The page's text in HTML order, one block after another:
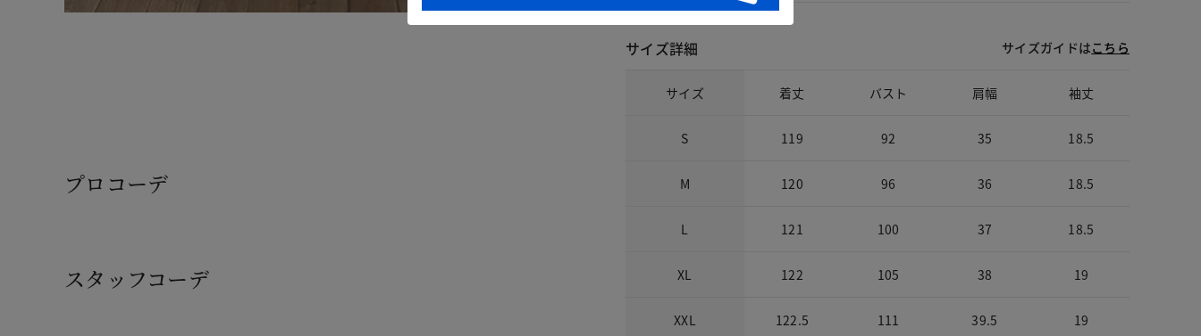
プロコーデ
スタッフコーデ
サイズ詳細 サイズガイドはこちら
サイズ 着丈 バスト 肩幅 袖丈
S 119 92 35 18.5
M 120 96 36 18.5
L 121 100 37 18.5
XL 122 105 38 19
XXL 122.5 111 39.5 19